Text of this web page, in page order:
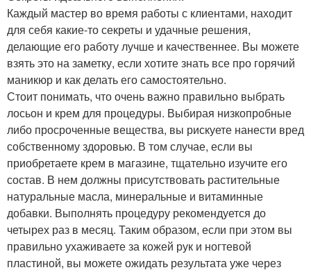
Каждый мастер во время работы с клиентами, находит
для себя какие-то секреты и удачные решения,
делающие его работу лучше и качественнее. Вы можете
взять это на заметку, если хотите знать все про горячий
маникюр и как делать его самостоятельно.
Стоит понимать, что очень важно правильно выбрать
лосьон и крем для процедуры. Выбирая низкопробные
либо просроченные вещества, вы рискуете нанести вред
собственному здоровью. В том случае, если вы
приобретаете крем в магазине, тщательно изучите его
состав. В нем должны присутствовать растительные
натуральные масла, минеральные и витаминные
добавки. Выполнять процедуру рекомендуется до
четырех раз в месяц. Таким образом, если при этом вы
правильно ухаживаете за кожей рук и ногтевой
пластиной, вы можете ожидать результата уже через